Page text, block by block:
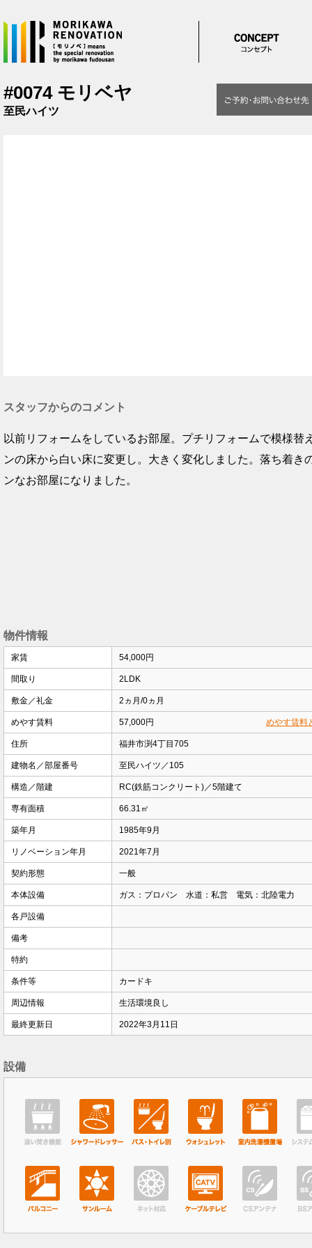
#0074 モリベヤ
至民ハイツ
スタッフからのコメント
以前リフォームをしているお部屋。プチリフォームで模様替
ンの床から白い床に変更し。大きく変化しました。落ち着き
ンなお部屋になりました。
物件情報
家賃 54,000円
間取り 2LDK
敷金／礼金 2ヵ月/0ヵ月
めやす賃料 めやす賃料
57,000円
住所 福井市渕4丁目705
建物名／部屋番号 至民ハイツ／105
構造／階建 RC(鉄筋コンクリート)／5階建て
専有面積 66.31㎡
築年月 1985年9月
リノベーション年月 2021年7月
契約形態 一般
本体設備 ガス：プロパン 水道：私営 電気：北陸電力
各戸設備
備考
特約
条件等 カードキ
周辺情報 生活環境良し
最終更新日 2022年3月11日
設備